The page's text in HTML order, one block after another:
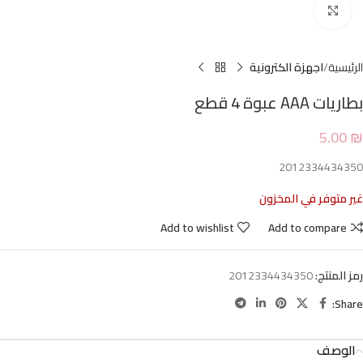
الرئيسية اجهزة الكترونية
بطاريات AAA عبوة 4 قطع
5.00₪
2012334434350
غير متوفر في المخزون
Add to compare
Add to wishlist
رمز المنتج:2012334434350
Share:
الوصف